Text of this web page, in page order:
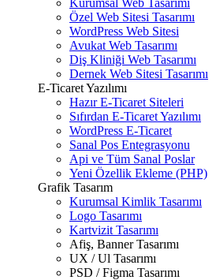
Kurumsal Web Tasarımı
Özel Web Sitesi Tasarımı
WordPress Web Sitesi
Avukat Web Tasarımı
Diş Kliniği Web Tasarımı
Dernek Web Sitesi Tasarımı
E-Ticaret Yazılımı
Hazır E-Ticaret Siteleri
Sıfırdan E-Ticaret Yazılımı
WordPress E-Ticaret
Sanal Pos Entegrasyonu
Api ve Tüm Sanal Poslar
Yeni Özellik Ekleme (PHP)
Grafik Tasarım
Kurumsal Kimlik Tasarımı
Logo Tasarımı
Kartvizit Tasarımı
Afiş, Banner Tasarımı
UX / Ul Tasarımı
PSD / Figma Tasarımı